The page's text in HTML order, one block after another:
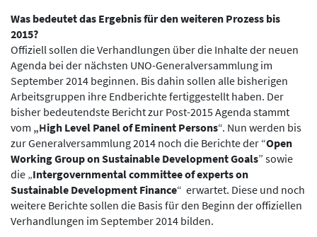
Was bedeutet das Ergebnis für den weiteren Prozess bis
2015?
Offiziell sollen die Verhandlungen über die Inhalte der neuen
Agenda bei der nächsten UNO-Generalversammlung im
September 2014 beginnen. Bis dahin sollen alle bisherigen
Arbeitsgruppen ihre Endberichte fertiggestellt haben. Der
bisher bedeutendste Bericht zur Post-2015 Agenda stammt
vom „High Level Panel of Eminent Persons“. Nun werden bis
zur Generalversammlung 2014 noch die Berichte der “Open
Working Group on Sustainable Development Goals” sowie
die „Intergovernmental committee of experts on
Sustainable Development Finance“ erwartet. Diese und noch
weitere Berichte sollen die Basis für den Beginn der offiziellen
Verhandlungen im September 2014 bilden.